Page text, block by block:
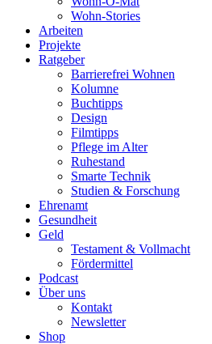
Wohn-Stories
Arbeiten
Projekte
Ratgeber
Barrierefrei Wohnen
Kolumne
Buchtipps
Design
Filmtipps
Pflege im Alter
Ruhestand
Smarte Technik
Studien & Forschung
Ehrenamt
Gesundheit
Geld
Testament & Vollmacht
Fördermittel
Podcast
Über uns
Kontakt
Newsletter
Shop